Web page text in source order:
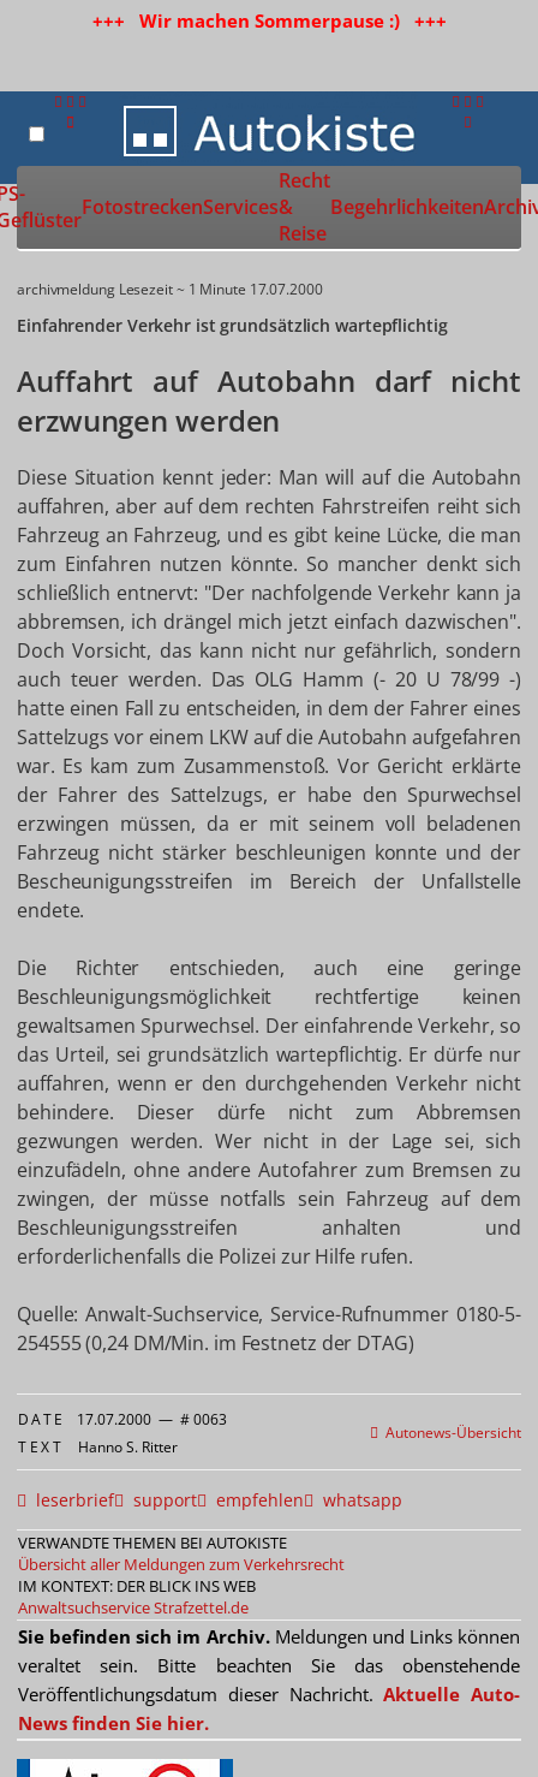
+++ Wir machen Sommerpause :) +++
Zur Startseite
FotostreckenServices
Recht
&
Reise
Begehrlichkeiten
archivmeldung Lesezeit ~ 1 Minute 17.07.2000
Einfahrender Verkehr ist grundsätzlich wartepflichtig
Auffahrt auf Autobahn darf nicht
erzwungen werden
Diese Situation kennt jeder: Man will auf die Autobahn
auffahren, aber auf dem rechten Fahrstreifen reiht sich
Fahrzeug an Fahrzeug, und es gibt keine Lücke, die man
zum Einfahren nutzen könnte. So mancher denkt sich
schließlich entnervt: "Der nachfolgende Verkehr kann ja
abbremsen, ich drängel mich jetzt einfach dazwischen".
Doch Vorsicht, das kann nicht nur gefährlich, sondern
auch teuer werden. Das OLG Hamm (- 20 U 78/99 -)
hatte einen Fall zu entscheiden, in dem der Fahrer eines
Sattelzugs vor einem LKW auf die Autobahn aufgefahren
war. Es kam zum Zusammenstoß. Vor Gericht erklärte
der Fahrer des Sattelzugs, er habe den Spurwechsel
erzwingen müssen, da er mit seinem voll beladenen
Fahrzeug nicht stärker beschleunigen konnte und der
Bescheunigungsstreifen im Bereich der Unfallstelle
endete.
Die Richter entschieden, auch eine geringe
Beschleunigungsmöglichkeit rechtfertige keinen
gewaltsamen Spurwechsel. Der einfahrende Verkehr, so
das Urteil, sei grundsätzlich wartepflichtig. Er dürfe nur
auffahren, wenn er den durchgehenden Verkehr nicht
behindere. Dieser dürfe nicht zum Abbremsen
gezwungen werden. Wer nicht in der Lage sei, sich
einzufädeln, ohne andere Autofahrer zum Bremsen zu
zwingen, der müsse notfalls sein Fahrzeug auf dem
Beschleunigungsstreifen anhalten und
erforderlichenfalls die Polizei zur Hilfe rufen.
Quelle: Anwalt-Suchservice, Service-Rufnummer 0180-5-
254555 (0,24 DM/Min. im Festnetz der DTAG)
Autonews-Übersicht
DATE 17.07.2000 — # 0063
TEXT Hanno S. Ritter
leserbrief support empfehlen whatsapp
VERWANDTE THEMEN BEI AUTOKISTE
Übersicht aller Meldungen zum Verkehrsrecht
IM KONTEXT: DER BLICK INS WEB
AnwaltsuchserviceStrafzettel.de
Sie befinden sich im Archiv.Meldungen und Links können
veraltet sein. Bitte beachten Sie das obenstehende
Veröffentlichungsdatum dieser Nachricht.Aktuelle Auto-
News finden Sie hier.